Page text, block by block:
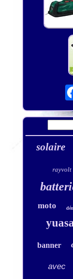
solaire
rayvolt
moto
banner
avec